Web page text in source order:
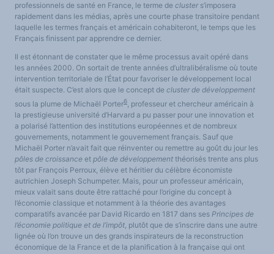
professionnels de santé en France, le terme de clusters’imposera
rapidement dans les médias, après une courte phase transitoire pendant
laquelle les termes français et américain cohabiteront, le temps que les
Français finissent par apprendre ce dernier.
Il est étonnant de constater que le même processus avait opéré dans
les années 2000. On sortait de trente années d’ultralibéralisme où toute
intervention territoriale de l’État pour favoriser le développement local
était suspecte. C’est alors que le concept de cluster de développement
sous la plume de Michaël Porter6, professeur et chercheur américain à
la prestigieuse université d’Harvard a pu passer pour une innovation et
a polarisé l’attention des institutions européennes et de nombreux
gouvernements, notamment le gouvernement français. Sauf que
Michaël Porter n’avait fait que réinventer ou remettre au goût du jour les
pôles de croissance et pôle de développement théorisés trente ans plus
tôt par François Perroux, élève et héritier du célèbre économiste
autrichien Joseph Schumpeter. Mais, pour un professeur américain,
mieux valait sans doute être rattaché pour l’origine du concept à
l’économie classique et notamment à la théorie des avantages
comparatifs avancée par David Ricardo en 1817 dans ses Principes de
l’économie politique et de l’impôt, plutôt que de s’inscrire dans une autre
lignée où l’on trouve un des grands inspirateurs de la reconstruction
économique de la France et de la planification à la française qui ont